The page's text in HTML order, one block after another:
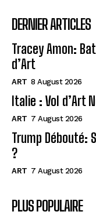
DERNIER ARTICLES
Tracey Amon:
d’Art
ART 8 August 2026
Italie : Vol d’Art
ART 7 August 2026
Trump Débouté:
?
ART 7 August 2026
PLUS POPULAIRE